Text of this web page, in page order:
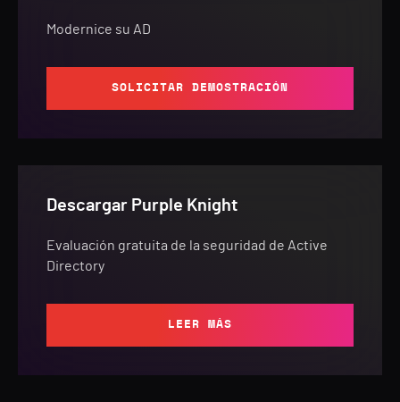
Modernice su AD
SOLICITAR DEMOSTRACIÓN
Descargar Purple Knight
Evaluación gratuita de la seguridad de Active
Directory
LEER MÁS